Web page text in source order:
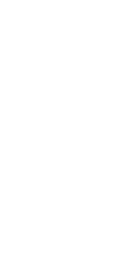
с тормозом INNOVARI
взрывозащищенные
INNORED
INNOVARI
INNORED
в квадратном корпусе